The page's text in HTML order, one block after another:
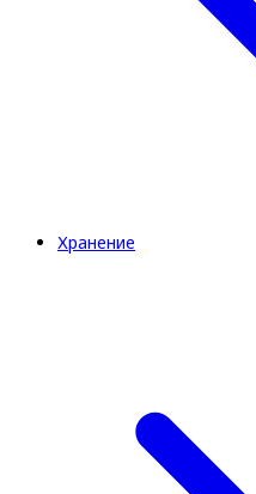
Хранение